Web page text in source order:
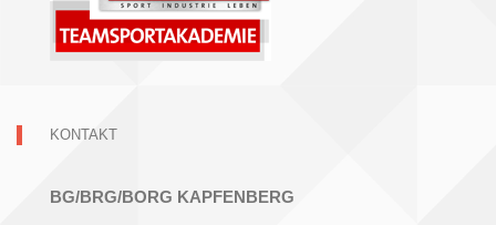
KONTAKT
BG/BRG/BORG KAPFENBERG